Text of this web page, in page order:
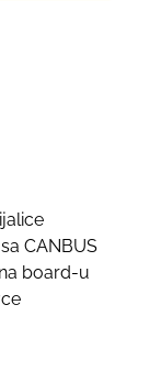
CANBUS
board-u